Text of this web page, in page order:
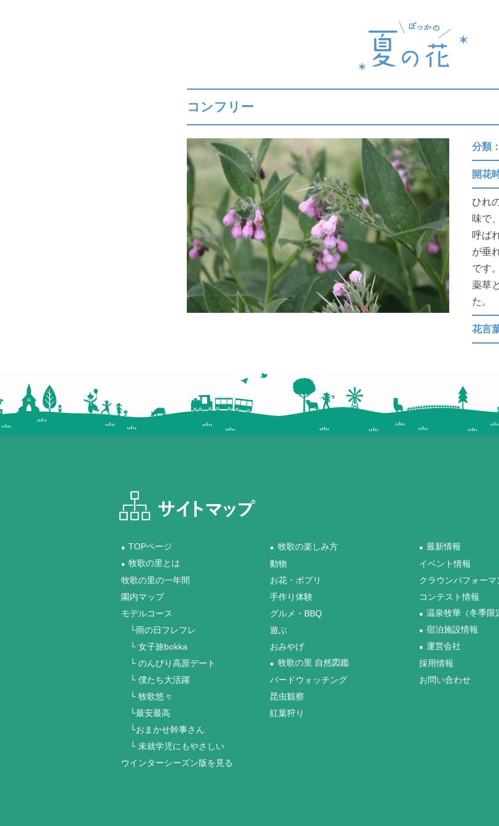
コンフリー
分類：
開花
ひれ
味で
呼ば
が垂
です
薬草
た。
花言
● TOPページ
● 牧歌の里とは
牧歌の里の一年間
園内マップ
モデルコース
└雨の日フレフレ
└ 女子旅bokka
└ のんびり高原デート
└ 僕たち大活躍
└ 牧歌悠々
└最安最高
└おまかせ幹事さん
└ 未就学児にもやさしい
ウインターシーズン版を見る
● 牧歌の楽しみ方
動物
お花・ポプリ
手作り体験
グルメ・BBQ
遊ぶ
おみやげ
● 牧歌の里 自然図鑑
バードウォッチング
昆虫観察
紅葉狩り
● 最新情報
イベント情報
クラウンパフォーマ
コンテスト情報
● 温泉牧華（冬季限
● 宿泊施設情報
● 運営会社
採用情報
お問い合わせ